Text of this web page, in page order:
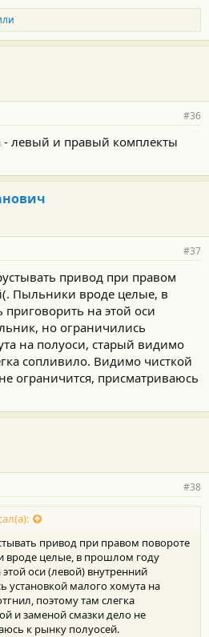
#36
- левый и правый комплекты
#37
привод при правом
Пыльники вроде целые, в
на этой оси
но ограничились
на полуоси, старый видимо
сопливило. Видимо чисткой
ограничится, присматриваюсь
#38
привод при правом повороте
вроде целые, в прошлом году
оси (левой) внутренний
установкой малого хомута на
поэтому там слегка
и заменой смазки дело не
к рынку полуосей.